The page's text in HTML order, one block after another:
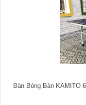
Bàn Bóng Bàn KAMITO